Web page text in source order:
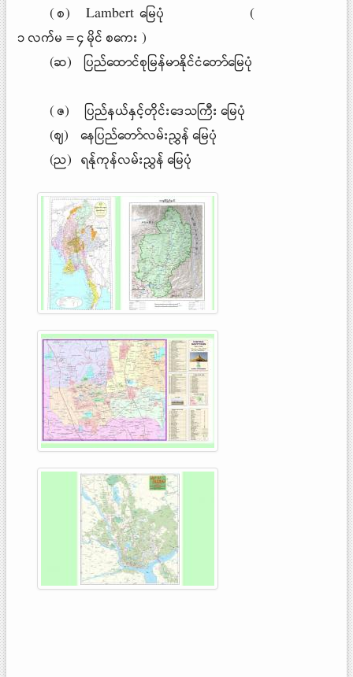
( စ) Lambert ​မြေပုံ (
၁ လက်မ = ၄ မိုင် စကေး )
(ဆ) ပြည်ထောင်စုမြန်မာနိုင်ငံတော်မြေပုံ
( ဇ) ပြည်နယ်နှင့်တိုင်း​ဒေသကြီး မြေပုံ
(ဈ) နေပြည်တော်လမ်းညွှန် မြေပုံ
(ည) ရန်ုကုန်လမ်းညွှန် မြေပုံ